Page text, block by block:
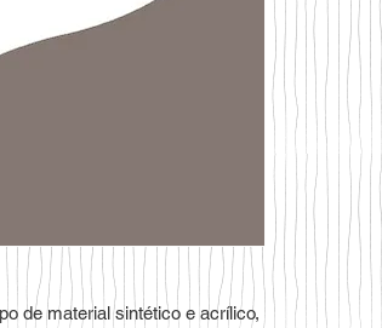
de material sintético e acrílico,